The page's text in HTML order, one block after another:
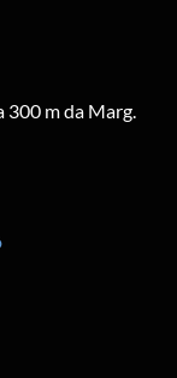
300 m da Marg.